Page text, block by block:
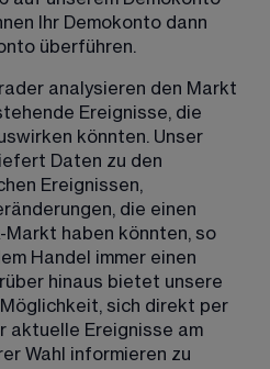
Ihr Demokonto dann
überführen.
analysieren den Markt
Ereignisse, die
könnten. Unser
Daten zu den
Ereignissen,
die einen
Markt haben könnten, so
Handel immer einen
hinaus bietet unsere
sich direkt per
aktuelle Ereignisse am
Wahl informieren zu